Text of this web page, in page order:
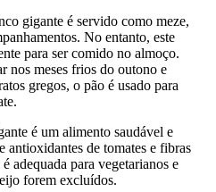
gigante é servido como meze,
No entanto, este
para ser comido no almoço.
nos meses frios do outono e
gregos, o pão é usado para
é um alimento saudável e
de tomates e fibras
adequada para vegetarianos e
forem excluídos.